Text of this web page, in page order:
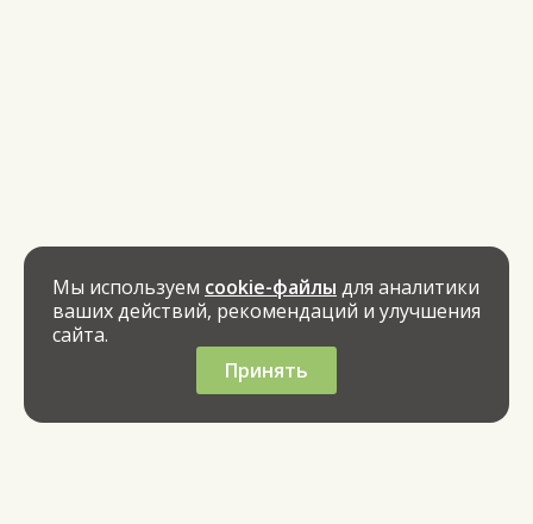
Мы используем cookie-файлы для аналитики
ваших действий, рекомендаций и улучшения
сайта.
Принять